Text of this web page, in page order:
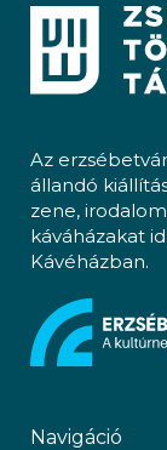
Az
állandó
zene,
káváházakat
Kávéházban.
Navigáció